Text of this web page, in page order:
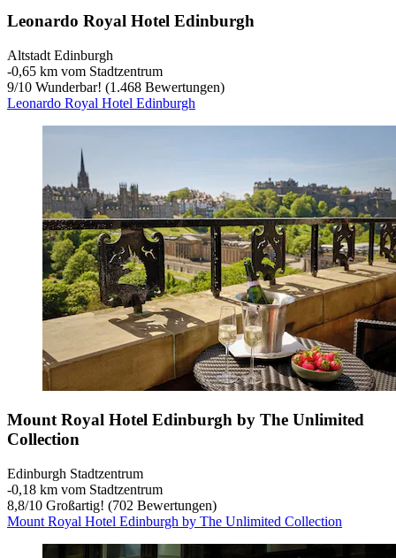
Leonardo Royal Hotel Edinburgh
Altstadt Edinburgh
‐0,65 km vom Stadtzentrum
9/10 Wunderbar! (1.468 Bewertungen)
Leonardo Royal Hotel Edinburgh
Mount Royal Hotel Edinburgh by The Unlimited
Collection
Edinburgh Stadtzentrum
‐0,18 km vom Stadtzentrum
8,8/10 Großartig! (702 Bewertungen)
Mount Royal Hotel Edinburgh by The Unlimited Collection